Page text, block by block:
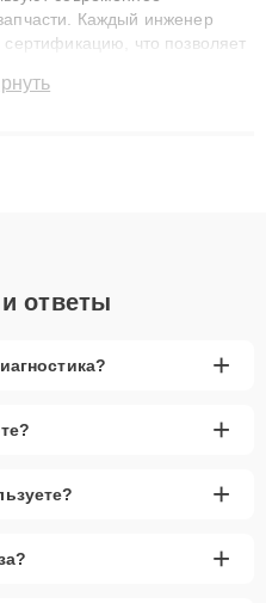
Каждый инженер
что позволяет
до 3 лет. Наши мастера
ответы
+
+
+
+